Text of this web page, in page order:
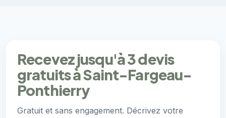
Recevez jusqu'à 3 devis
gratuits à Saint-Fargeau-
Ponthierry
Gratuit et sans engagement. Décrivez votre